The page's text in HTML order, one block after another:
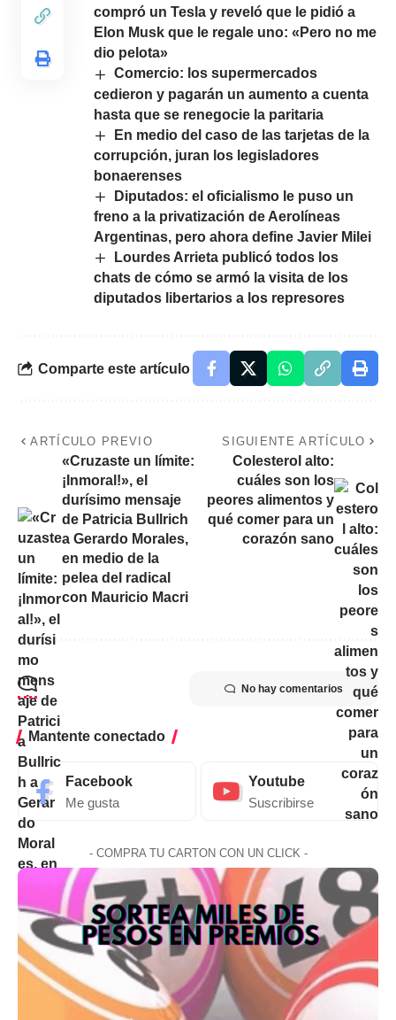
compró un Tesla y reveló que le pidió a
Elon Musk que le regale uno: «Pero no me
dio pelota»
Comercio: los supermercados
cedieron y pagarán un aumento a cuenta
hasta que se renegocie la paritaria
En medio del caso de las tarjetas de la
corrupción, juran los legisladores
bonaerenses
Diputados: el oficialismo le puso un
freno a la privatización de Aerolíneas
Argentinas, pero ahora define Javier Milei
Lourdes Arrieta publicó todos los
chats de cómo se armó la visita de los
diputados libertarios a los represores
Comparte este artículo
ARTÍCULO PREVIO
«Cruzaste un límite:
¡Inmoral!», el
durísimo mensaje
de Patricia Bullrich
a Gerardo Morales,
en medio de la
pelea del radical
con Mauricio Macri
SIGUIENTE ARTÍCULO
Colesterol alto:
cuáles son los
peores alimentos y
qué comer para un
corazón sano
No hay comentarios
Mantente conectado
Facebook
Me gusta
Youtube
Suscribirse
- COMPRA TU CARTON CON UN CLICK -